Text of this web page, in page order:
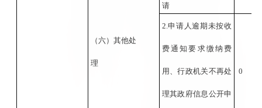
（六）其他处
理
请
2.申请人逾期未按收
费通知要求缴纳费
用、行政机关不再处
理其政府信息公开申
0